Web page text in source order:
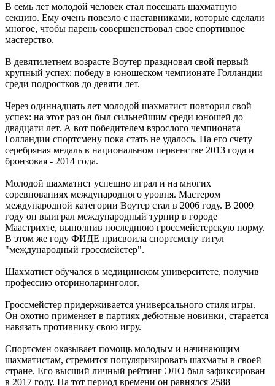
В семь лет молодой человек стал посещать шахматную
секцию. Ему очень повезло с наставниками, которые сделали
многое, чтобы парень совершенствовал свое спортивное
мастерство.
В девятилетнем возрасте Воутер праздновал свой первый
крупный успех: победу в юношеском чемпионате Голландии
среди подростков до девяти лет.
Через одиннадцать лет молодой шахматист повторил свой
успех: на этот раз он был сильнейшим среди юношей до
двадцати лет. А вот победителем взрослого чемпионата
Голландии спортсмену пока стать не удалось. На его счету
серебряная медаль в национальном первенстве 2013 года и
бронзовая - 2014 года.
Молодой шахматист успешно играл и на многих
соревнованиях международного уровня. Мастером
международной категории Воутер стал в 2006 году. В 2009
году он выиграл международный турнир в городе
Маастрихте, выполнив последнюю гроссмейстерскую норму.
В этом же году ФИДЕ присвоила спортсмену титул
"международный гроссмейстер".
Шахматист обучался в медицинском университете, получив
профессию оториноларинголог.
Гроссмейстер придерживается универсального стиля игры.
Он охотно применяет в партиях дебютные новинки, старается
навязать противнику свою игру.
Спортсмен оказывает помощь молодым и начинающим
шахматистам, стремится популяризировать шахматы в своей
стране. Его высший личный рейтинг ЭЛО был зафиксирован
в 2017 году. На тот период времени он равнялся 2588